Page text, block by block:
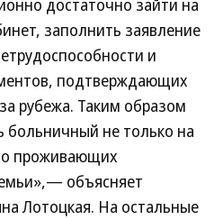
достаточно зайти на
заполнить заявление
и
подтверждающих
рубежа. Таким образом
не только на
проживающих
объясняет
Лотоцкая. На остальные